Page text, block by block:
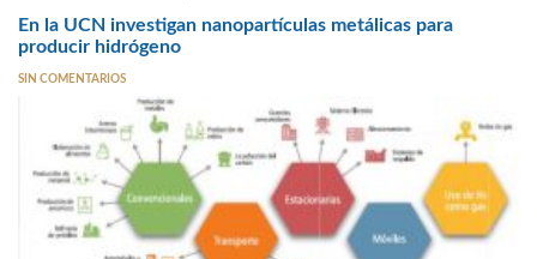
En la UCN investigan nanopartículas metálicas para
producir hidrógeno
SIN COMENTARIOS